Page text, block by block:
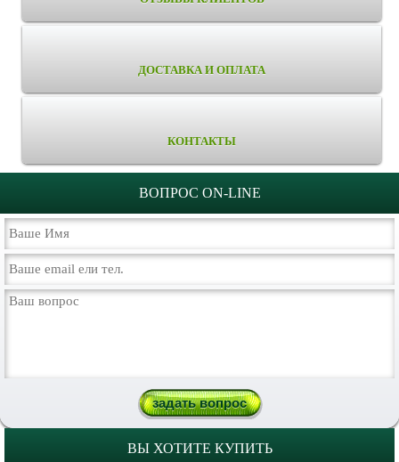
ДОСТАВКА И ОПЛАТА
КОНТАКТЫ
ВОПРОС ON-LINE
ВЫ ХОТИТЕ КУПИТЬ